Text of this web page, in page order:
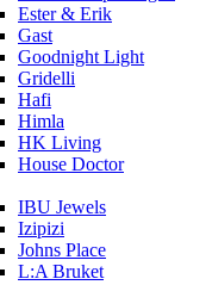
Ester & Erik
Gast
Goodnight Light
Gridelli
Hafi
Himla
HK Living
House Doctor
IBU Jewels
Izipizi
Johns Place
L:A Bruket